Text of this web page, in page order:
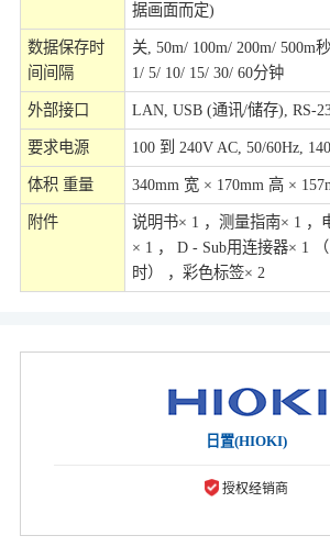
据画面而定)
数据保存时
间间隔
关, 50m/ 100m/ 200m/ 500m
1/ 5/ 10/ 15/ 30/ 60分钟
外部接口 LAN, USB (通讯/储存), RS-
要求电源 100 到 240V AC, 50/60Hz,
体积 重量 340mm 宽 × 170mm 高 ×
附件
说明书× 1 ，测量指南× 1 ，
× 1 ， D - Sub用连接器× 1
时） ，彩色标签× 2
日置(HIOKI)
授权经销商